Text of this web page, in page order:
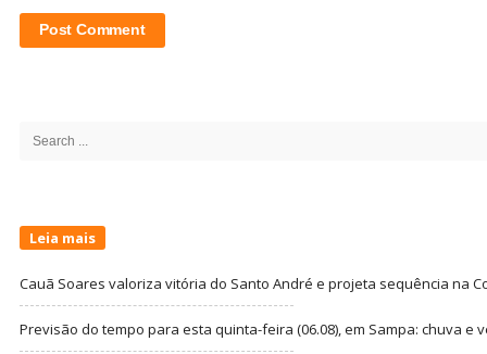
Search
Leia mais
Cauã Soares valoriza vitória do Santo André e projeta sequência na
Previsão do tempo para esta quinta-feira (06.08), em Sampa: chuva e